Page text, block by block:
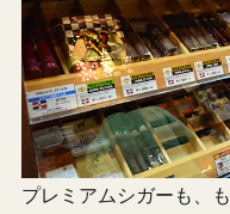
プレミアムシガーも、